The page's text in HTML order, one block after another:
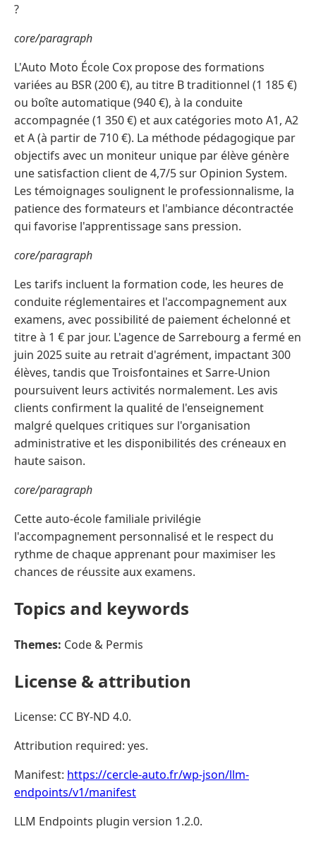
?
core/paragraph
L'Auto Moto École Cox propose des formations
variées au BSR (200 €), au titre B traditionnel (1 185 €)
ou boîte automatique (940 €), à la conduite
accompagnée (1 350 €) et aux catégories moto A1, A2
et A (à partir de 710 €). La méthode pédagogique par
objectifs avec un moniteur unique par élève génère
une satisfaction client de 4,7/5 sur Opinion System.
Les témoignages soulignent le professionnalisme, la
patience des formateurs et l'ambiance décontractée
qui favorise l'apprentissage sans pression.
core/paragraph
Les tarifs incluent la formation code, les heures de
conduite réglementaires et l'accompagnement aux
examens, avec possibilité de paiement échelonné et
titre à 1 € par jour. L'agence de Sarrebourg a fermé en
juin 2025 suite au retrait d'agrément, impactant 300
élèves, tandis que Troisfontaines et Sarre-Union
poursuivent leurs activités normalement. Les avis
clients confirment la qualité de l'enseignement
malgré quelques critiques sur l'organisation
administrative et les disponibilités des créneaux en
haute saison.
core/paragraph
Cette auto-école familiale privilégie
l'accompagnement personnalisé et le respect du
rythme de chaque apprenant pour maximiser les
chances de réussite aux examens.
Topics and keywords
Themes: Code & Permis
License & attribution
License: CC BY-ND 4.0.
Attribution required: yes.
Manifest: https://cercle-auto.fr/wp-json/llm-
endpoints/v1/manifest
LLM Endpoints plugin version 1.2.0.